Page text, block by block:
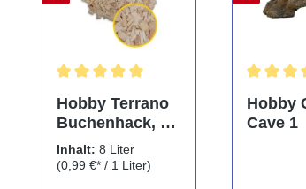
Hobby Terrano
Buchenhack, 8
Liter
Inhalt: 8 Liter
(0,99 €* / 1 Liter)
Hobby
Cave 1